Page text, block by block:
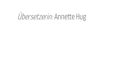
Übersetzerin:Annette Hug